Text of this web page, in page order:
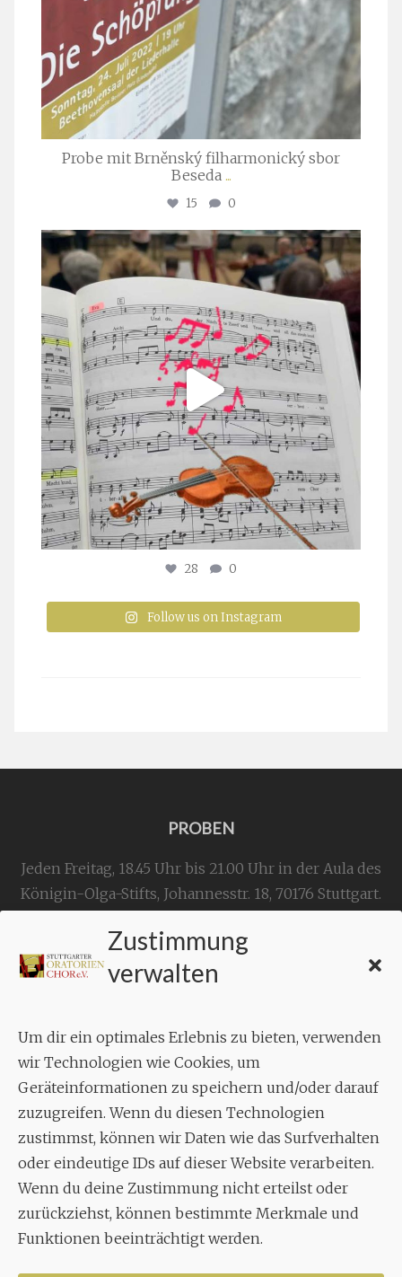
Zustimmung
verwalten
Um dir ein optimales Erlebnis zu bieten, verwenden
wir Technologien wie Cookies, um
Geräteinformationen zu speichern und/oder darauf
zuzugreifen. Wenn du diesen Technologien
zustimmst, können wir Daten wie das Surfverhalten
oder eindeutige IDs auf dieser Website verarbeiten.
Wenn du deine Zustimmung nicht erteilst oder
zurückziehst, können bestimmte Merkmale und
Funktionen beeinträchtigt werden.
Probe mit Brněnský filharmonický sbor
Beseda ...
15 0
stuttgarter_oratorienchor
Juli 23
28 0
Follow us on Instagram
PROBEN
Jeden Freitag, 18.45 Uhr bis 21.00 Uhr in der Aula des
Königin-Olga-Stifts, Johannesstr. 18, 70176 Stuttgart.
KONTAKT
Geschäftsstelle:
Aixheimer Str. 18
70619 Stuttgart
MUSIK
Musikalischer Leiter:
Enrico Trummer
Tel.+49 (0)177 / 34 23 57 1
Facebook
TwitterYouTube